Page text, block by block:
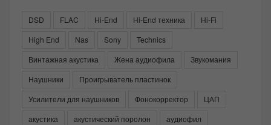
DSD FLAC Hi-End Hi-End техника
Hi-Fi
High End
Nas Sony
Technics
Винтажная акустика
Жена аудиофила
Звукомания
Наушники
Проигрыватель пластинок
Усилители для наушников
Фонокорректор
ЦАП
акустика
акустический поролон
аудиофил